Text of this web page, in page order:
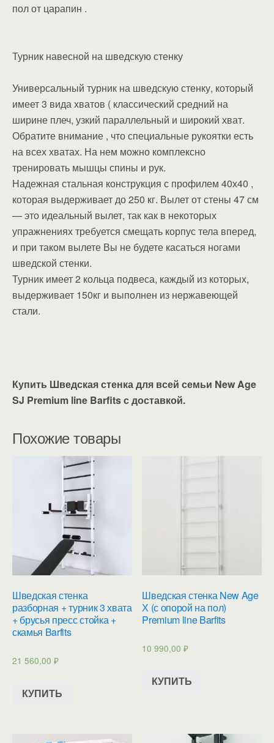
пол от царапин .
Турник навесной на шведскую стенку
Универсальный турник на шведскую стенку, который
имеет 3 вида хватов ( классический средний на
ширине плеч, узкий параллельный и широкий хват.
Обратите внимание , что специальные рукоятки есть
на всех хватах. На нем можно комплексно
тренировать мышцы спины и рук.
Надежная стальная конструкция с профилем 40х40 ,
которая выдерживает до 250 кг. Вылет от стены 47 см
— это идеальный вылет, так как в некоторых
упражнениях требуется смещать корпус тела вперед,
и при таком вылете Вы не будете касаться ногами
шведской стенки.
Турник имеет 2 кольца подвеса, каждый из которых,
выдерживает 150кг и выполнен из нержавеющей
стали.
Купить Шведская стенка для всей семьи New Age
SJ Premium line Barfits с доставкой.
Похожие товары
Шведская стенка
разборная + турник 3 хвата
+ брусья пресс стойка +
скамья Barfits
21 560,00 ₽
КУПИТЬ
Шведская стенка New Age
Х (с опорой на пол)
Premium line Barfits
10 990,00₽
КУПИТЬ